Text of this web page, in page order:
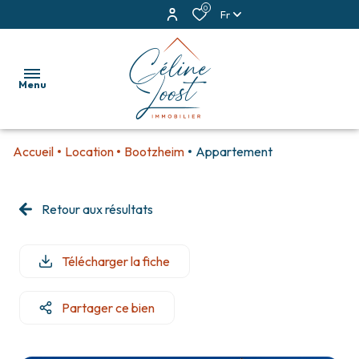
0 Fr
Menu
estimation
Accueil Location Bootzheim Appartement
Retour aux résultats
Télécharger la fiche
Partager ce bien